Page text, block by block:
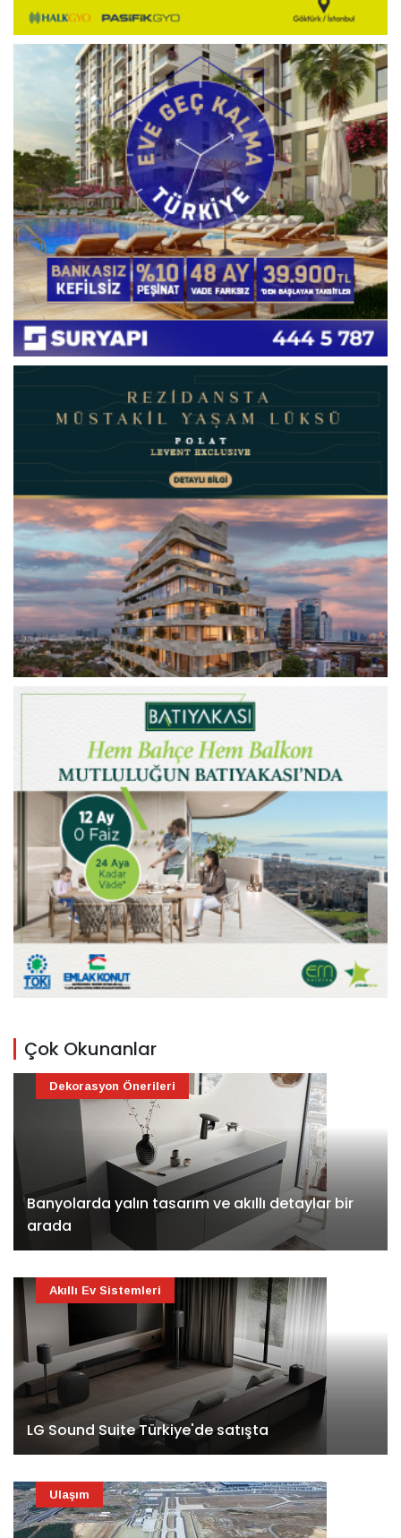
Çok Okunanlar
Banyolarda yalın tasarım ve akıllı detaylar bir
arada
Dekorasyon Önerileri
LG Sound Suite Türkiye'de satışta
Akıllı Ev Sistemleri
Ulaşım